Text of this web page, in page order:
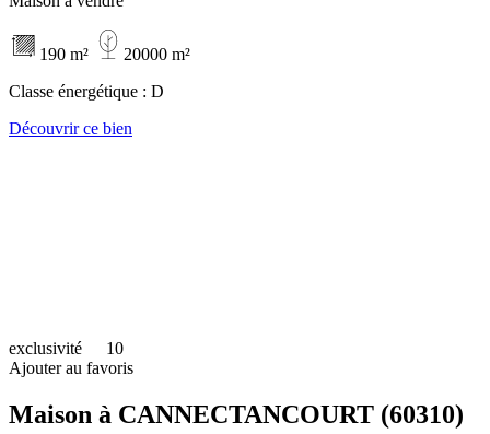
190 m²
20000 m²
Classe énergétique : D
Découvrir ce bien
exclusivité
10
Ajouter au favoris
Maison à CANNECTANCOURT (60310)